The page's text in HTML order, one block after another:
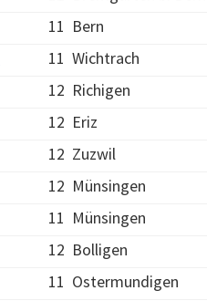
11 Bern
11 Wichtrach
12 Richigen
12 Eriz
12 Zuzwil
12 Münsingen
11 Münsingen
12 Bolligen
11 Ostermundigen